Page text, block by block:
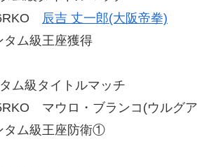
辰吉 丈一郎(大阪帝拳)
ム級王座獲得
ム級タイトルマッチ
マウロ・ブランコ(ウルグ
タム級王座防衛①